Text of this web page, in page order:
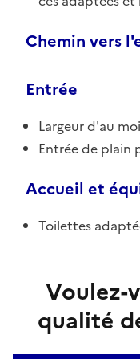
Chemin vers
Entrée
Largeur d'au
Entrée de plain
Accueil et
Toilettes
Voulez-
qualité